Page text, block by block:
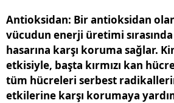
Antioksidan: Bir antioksidan
vücudun enerji üretimi
hasarına karşı koruma sağlar.
etkisiyle, başta kırmızı kan
tüm hücreleri serbest
etkilerine karşı korumaya